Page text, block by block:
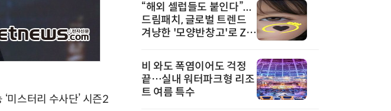
미스터리 수사단’ 시즌2
“해외 셀럽들도 붙인다”...
드림패치, 글로벌 트렌드
겨냥한 '모양반창고'로 Z세
비 와도 폭염이어도 걱정
끝…실내 워터파크형 리조
트 여름 특수